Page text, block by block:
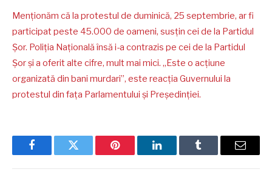
Menționăm că la protestul de duminică, 25 septembrie, ar fi
participat peste 45.000 de oameni, susțin cei de la Partidul
Șor. Poliția Națională însă i-a contrazis pe cei de la Partidul
Șor și a oferit alte cifre, mult mai mici. „Este o acțiune
organizată din bani murdari”, este reacția Guvernului la
protestul din fața Parlamentului și Președinției.
FacebookTwitter Pinterest LinkedInTumblr Email